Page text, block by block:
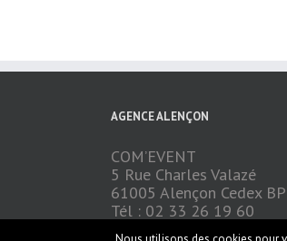
AGENCE ALENÇON
COM’EVENT
5 Rue Charles Valazé
61005 Alençon Cedex
Tél : 02 33 26 19 60
Fax : 02 33 80 02 09